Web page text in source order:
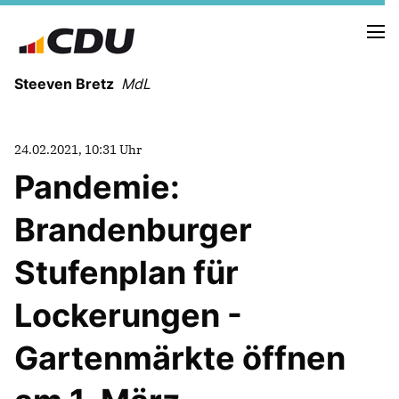
Steeven Bretz MdL
VITA
WAHLKREISBESUCHE
PRESSEFOTOS
MEIN BÜRGERBÜRO
MEIN WAHLKREIS
ZIELE
24.02.2021, 10:31 Uhr
Pandemie:
Brandenburger
Stufenplan für
Lockerungen -
Gartenmärkte öffnen